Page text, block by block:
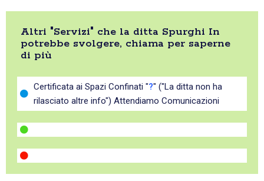
Altri "Servizi" che la ditta Spurghi In
potrebbe svolgere, chiama per saperne
di più
Certificata ai Spazi Confinati "?" ("La ditta non ha
rilasciato altre info") Attendiamo Comunicazioni